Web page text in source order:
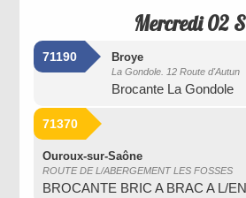
Mercredi 02
71190 Broye
La Gondole. 12 Route d'Autun
Brocante La Gondole
71370
Ouroux-sur-Saône
ROUTE DE L/ABERGEMENT LES FOSSES
BROCANTE BRIC A BRAC A L/